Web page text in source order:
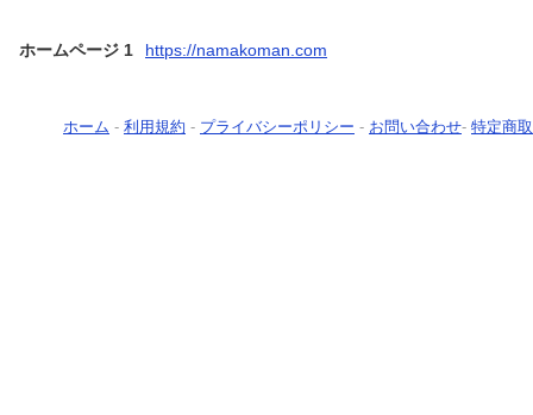
ホームページ 1 https://namakoman.com
ホーム - 利用規約 - プライバシーポリシー - お問い合わせ- 特定商